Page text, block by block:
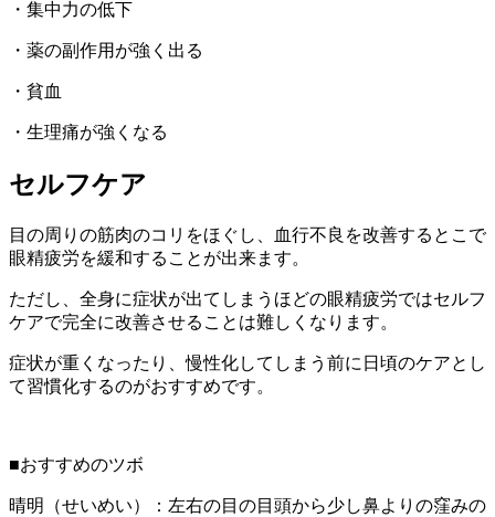
・集中力の低下
・薬の副作用が強く出る
・貧血
・生理痛が強くなる
セルフケア
目の周りの筋肉のコリをほぐし、血行不良を改善するとこで
眼精疲労を緩和することが出来ます。
ただし、全身に症状が出てしまうほどの眼精疲労ではセルフ
ケアで完全に改善させることは難しくなります。
症状が重くなったり、慢性化してしまう前に日頃のケアとし
て習慣化するのがおすすめです。
■おすすめのツボ
晴明（せいめい）：左右の目の目頭から少し鼻よりの窪みの